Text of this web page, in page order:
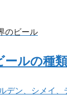
のビール
ルの種
ン、シメイ